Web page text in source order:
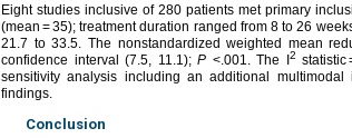
Eight studies inclusive of 280 patients met primary
(mean = 35); treatment duration ranged from 8 to 26
21.7 to 33.5. The nonstandardized weighted mean
confidence interval (7.5, 11.1); P <.001. The I2 statistic
sensitivity analysis including an additional
findings.
Conclusion